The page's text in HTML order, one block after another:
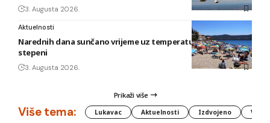
3. Augusta 2026.
Aktuelnosti
Narednih dana sunčano vrijeme uz temperature do 40
stepeni
3. Augusta 2026.
Prikaži više
Više tema: Lukavac Aktuelnosti Izdvojeno